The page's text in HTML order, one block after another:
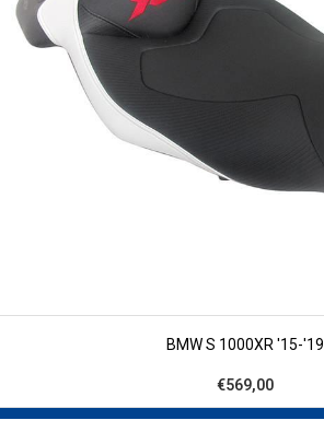
BMW S 1000XR '15-'19
€569,00